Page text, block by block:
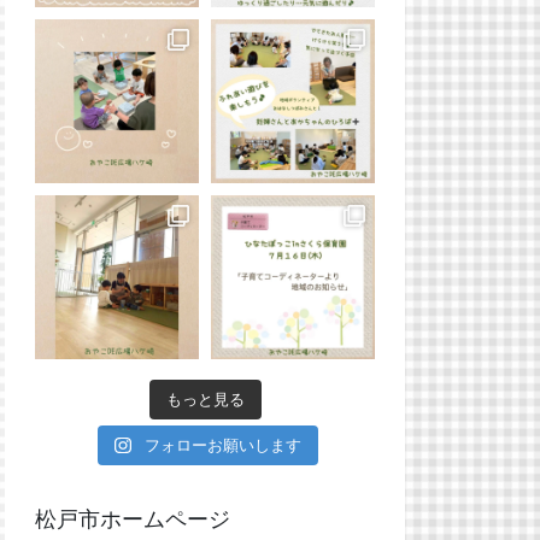
もっと見る
フォローお願いします
松戸市ホームページ